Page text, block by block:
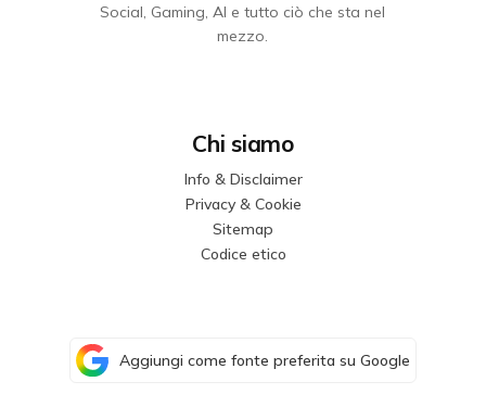
Social, Gaming, AI e tutto ciò che sta nel
mezzo.
Chi siamo
Info & Disclaimer
Privacy & Cookie
Sitemap
Codice etico
Aggiungi come fonte preferita su Google